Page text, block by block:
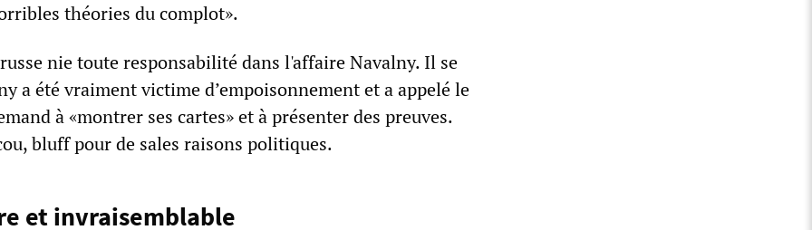
théories du complot».
nie toute responsabilité dans l'affaire Navalny. Il se
a été vraiment victime d’empoisonnement et a appelé le
à «montrer ses cartes» et à présenter des preuves.
bluff pour de sales raisons politiques.
et invraisemblable